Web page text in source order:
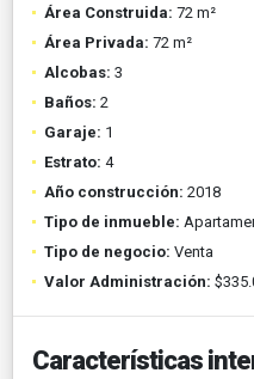
Área Construida: 72 m²
Área Privada: 72 m²
Alcobas: 3
Baños: 2
Garaje: 1
Estrato: 4
Año construcción: 2018
Tipo de inmueble:
Tipo de negocio: Venta
Valor Administración:
Características